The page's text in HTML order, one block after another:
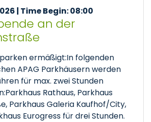
| Time Begin: 08:00
an der
ermäßigt:In folgenden
APAG Parkhäusern werden
für max. zwei Stunden
Rathaus, Parkhaus
Parkhaus Galeria Kaufhof/City,
Eurogress für drei Stunden.